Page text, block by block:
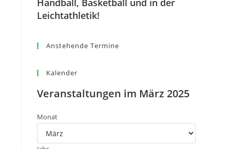
Handball, Basketball und in der
Leichtathletik!
Anstehende Termine
Kalender
Veranstaltungen im März 2025
Monat